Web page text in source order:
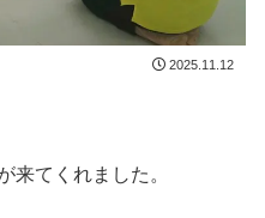
2025.11.12
来てくれました。